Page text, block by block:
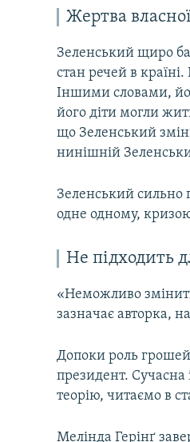
Жертва
Зеленський щиро
стан речей в
Іншими словами,
його діти могли
що Зеленський
нинішній
Зеленський сильно
одне одному,
Не підходить
«Неможливо
зазначає авторка,
Допоки роль грошей
президент. Сучасна
теорію, читаємо в
Мелінда Герінґ